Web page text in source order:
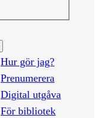
Hur gör jag?
Prenumerera
Digital utgåva
För bibliotek